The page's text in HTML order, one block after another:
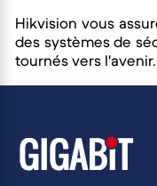
Hikvision vous
des systèmes de
tournés vers l'avenir.